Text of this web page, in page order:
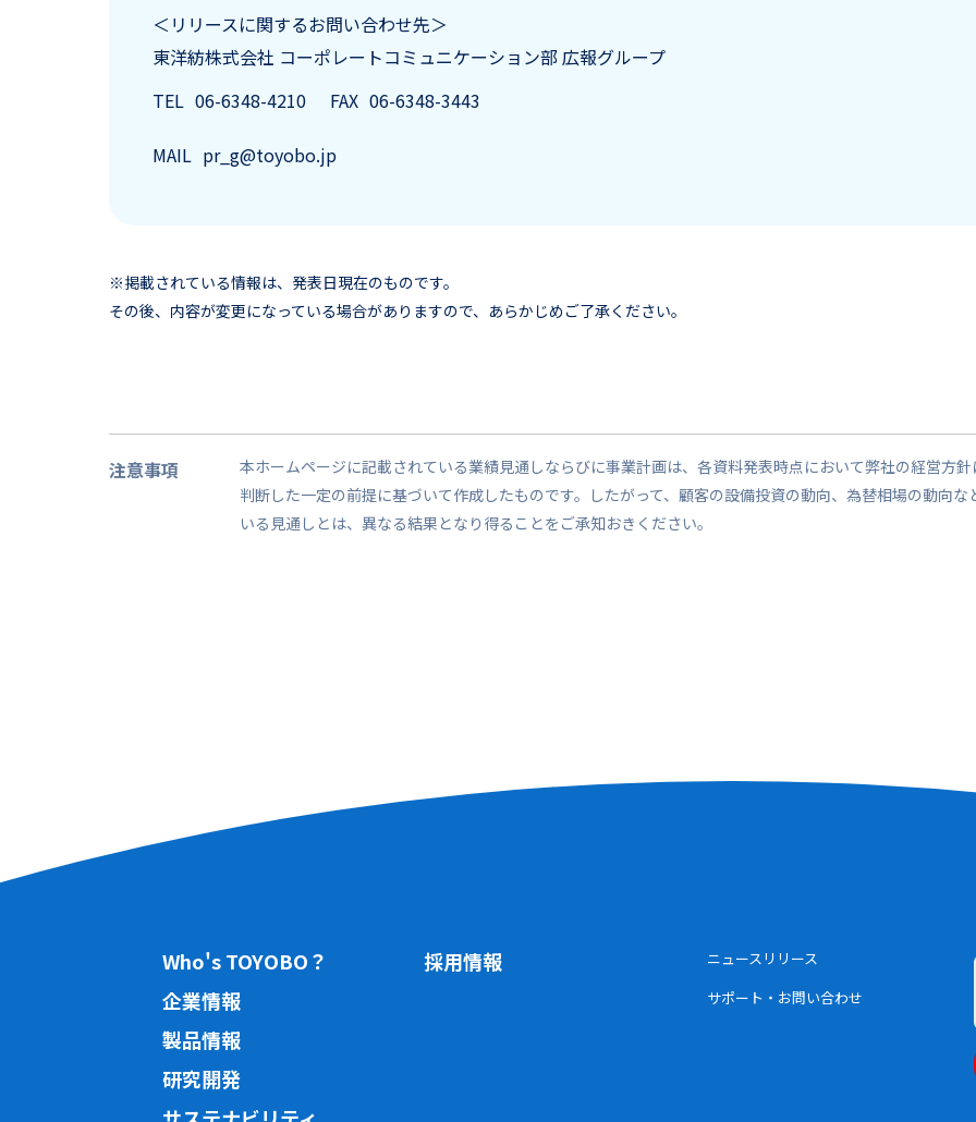
＜リリースに関するお問い合わせ先＞
東洋紡株式会社 コーポレートコミュニケーション部 広報グループ
TEL 06-6348-4210 FAX 06-6348-3443
MAIL pr_g@toyobo.jp
※掲載されている情報は、発表日現在のものです。
その後、内容が変更になっている場合がありますので、あらかじめご了承ください。
注意事項
本ホームページに記載されている業績見通しならびに事業計画は、各資料発表時点において弊社の経営方
判断した一定の前提に基づいて作成したものです。したがって、顧客の設備投資の動向、為替相場の動向
いる見通しとは、異なる結果となり得ることをご承知おきください。
Who's TOYOBO？
企業情報
製品情報
研究開発
採用情報
ニュースリリース
サポート・お問い合わせ